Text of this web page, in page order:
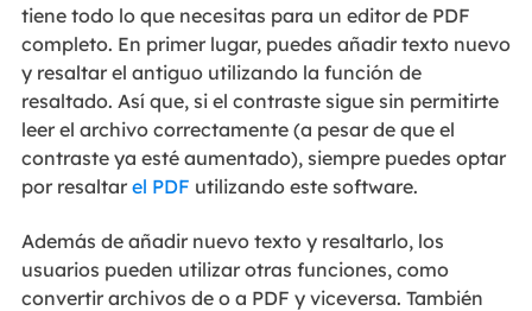
tiene todo lo que necesitas para un editor de PDF
completo. En primer lugar, puedes añadir texto nuevo
y resaltar el antiguo utilizando la función de
resaltado. Así que, si el contraste sigue sin permitirte
leer el archivo correctamente (a pesar de que el
contraste ya esté aumentado), siempre puedes optar
por resaltar el PDF utilizando este software.
Además de añadir nuevo texto y resaltarlo, los
usuarios pueden utilizar otras funciones, como
convertir archivos de o a PDF y viceversa. También